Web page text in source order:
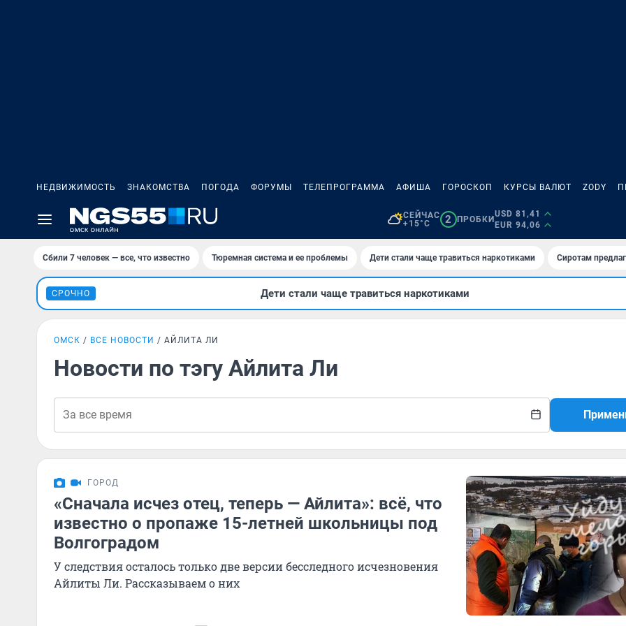
НЕДВИЖИМОСТЬ ЗНАКОМСТВА ПОГОДА ФОРУМЫ ТЕЛЕПРОГРАММА АФИША ГОРОСКОП КУРСЫ ВАЛЮТ ZODY
СЕЙЧАС
+15°C
2 ПРОБКИ
USD 81,41
EUR 94,06
Сбили 7 человек — все, что известно Тюремная система и ее проблемы Дети стали чаще травиться наркотиками Сиротам
СРОЧНО Дети стали чаще травиться наркотиками
ОМСК ВСЕ НОВОСТИ АЙЛИТА ЛИ
Новости по тэгу Айлита Ли
ГОРОД
«Сначала исчез отец, теперь — Айлита»: всё, что
известно о пропаже 15-летней школьницы под
Волгоградом
У следствия осталось только две версии бесследного исчезновения
Айлиты Ли. Рассказываем о них